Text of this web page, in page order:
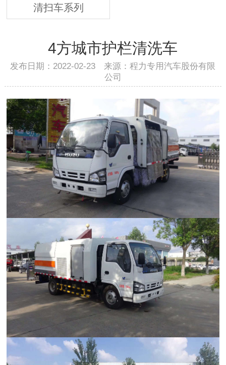
清扫车系列
4方城市护栏清洗车
发布日期：2022-02-23 来源：程力专用汽车股份有限
公司